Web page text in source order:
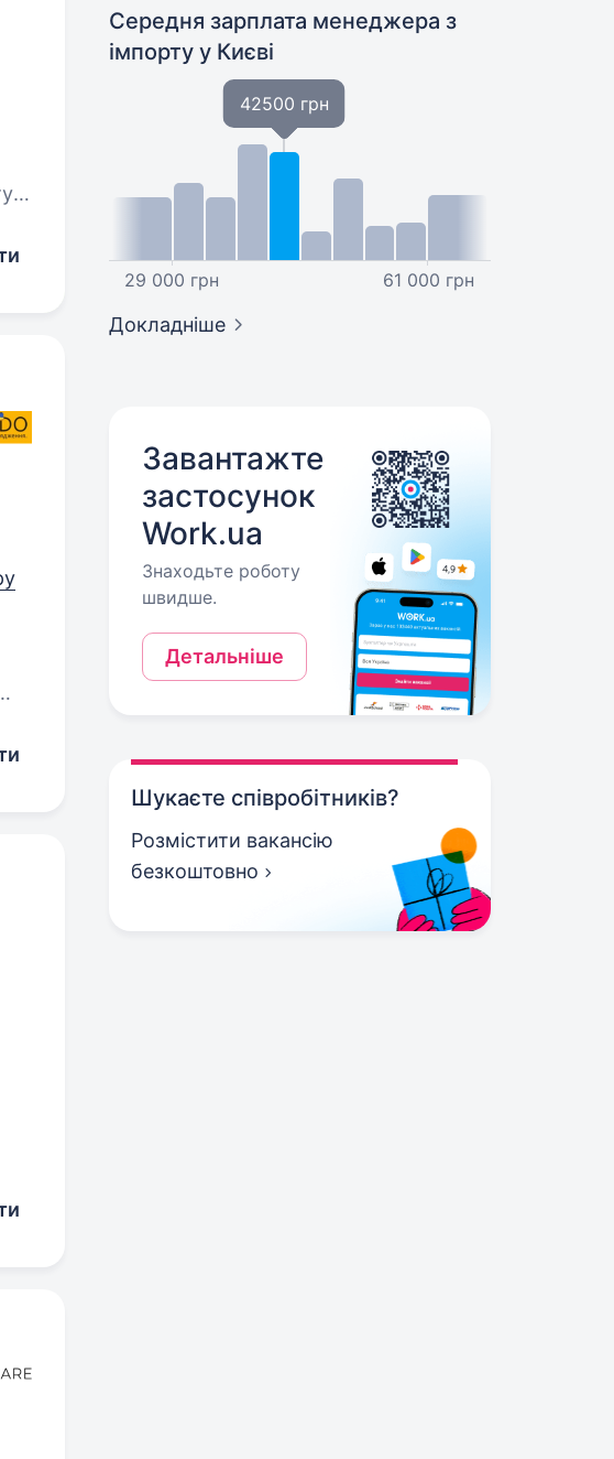
Середня зарплата менеджера з
імпортуу Києві
29 000 грн
42500 грн
61 000 грн
Докладніше
Завантажте
застосунок
Work.ua
Знаходьте роботу
швидше.
Детальніше
Шукаєте співробітників?
Розмістити вакансію
безкоштовно